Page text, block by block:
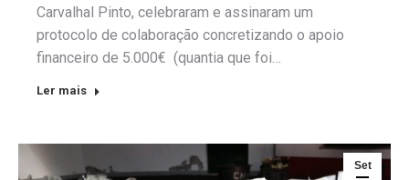
Carvalhal Pinto, celebraram e assinaram um
protocolo de colaboração concretizando o apoio
financeiro de 5.000€ (quantia que foi…
Ler mais
Set